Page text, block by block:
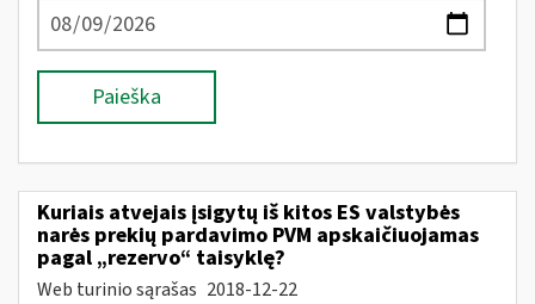
Paieška
Kuriais atvejais įsigytų iš kitos ES valstybės
narės prekių pardavimo PVM apskaičiuojamas
pagal „rezervo“ taisyklę?
Web turinio sąrašas 2018-12-22